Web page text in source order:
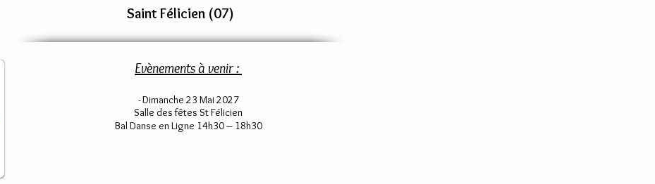
Saint Félicien (07)
Evènements à venir :
- Dimanche 23 Mai 2027
Salle des fêtes St Félicien
Bal Danse en Ligne 14h30 – 18h30